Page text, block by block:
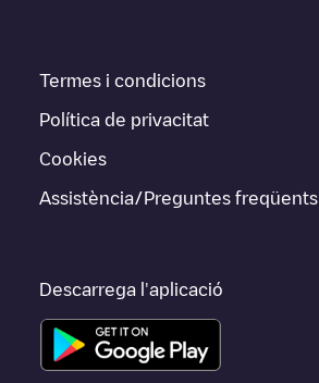
Termes i condicions
Política de privacitat
Cookies
Assistència/Preguntes freqüents
Descarrega l'aplicació